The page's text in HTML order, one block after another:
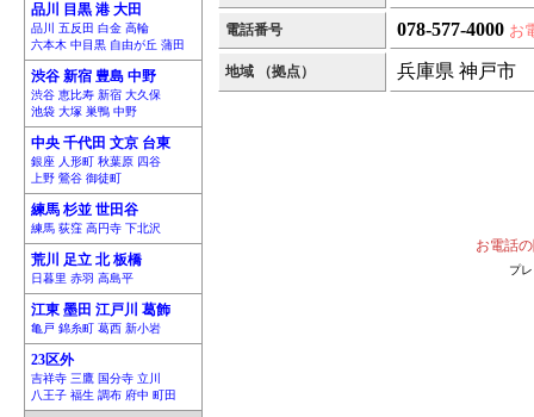
品川 目黒 港 大田
品川 五反田 白金 高輪
六本木 中目黒 自由が丘 蒲田
渋谷 新宿 豊島 中野
渋谷 恵比寿 新宿 大久保
池袋 大塚 巣鴨 中野
中央 千代田 文京 台東
銀座 人形町 秋葉原 四谷
上野 鶯谷 御徒町
練馬 杉並 世田谷
練馬 荻窪 高円寺 下北沢
荒川 足立 北 板橋
日暮里 赤羽 高島平
江東 墨田 江戸川 葛飾
亀戸 錦糸町 葛西 新小岩
23区外
吉祥寺 三鷹 国分寺 立川
八王子 福生 調布 府中 町田
電話番号 078-577-4000 お
地域 （拠点） 兵庫県 神戸市
お電話
プ